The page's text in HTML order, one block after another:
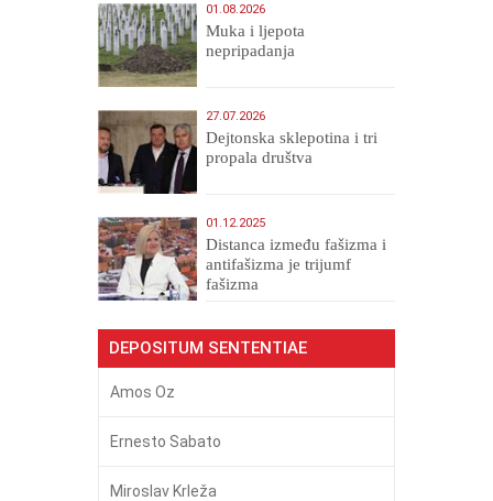
01.08.2026
Muka i ljepota
nepripadanja
27.07.2026
Dejtonska sklepotina i tri
propala društva
01.12.2025
Distanca između fašizma i
antifašizma je trijumf
fašizma
DEPOSITUM SENTENTIAE
Amos Oz
Ernesto Sabato
Miroslav Krleža